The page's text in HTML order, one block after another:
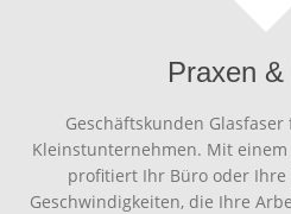
Praxen
Geschäftskunden
Kleinstunternehmen. Mit
profitiert Ihr Büro oder Ihre
Geschwindigkeiten, die Ihre